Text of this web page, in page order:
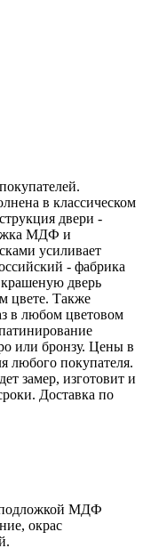
в классическом
двери -
МДФ и
усиливает
- фабрика
дверь
цвете. Также
в любом цветовом
или бронзу. Цены в
любого покупателя.
замер, изготовит и
Доставка по
подложкой МДФ
окрас